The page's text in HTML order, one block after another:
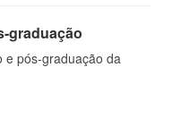
graduação
e pós-graduação da